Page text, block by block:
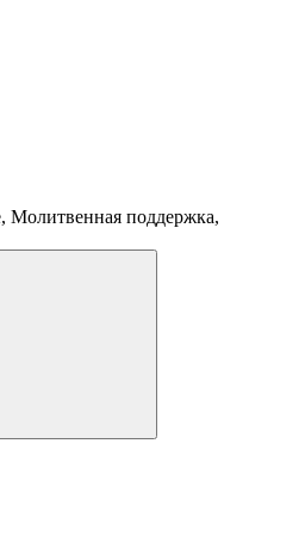
Молитвенная поддержка,